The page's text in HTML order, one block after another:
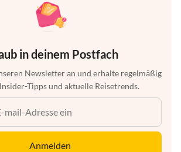
in deinem Postfach
Newsletter an und erhalte regelmäßig
Tipps und aktuelle Reisetrends.
Anmelden